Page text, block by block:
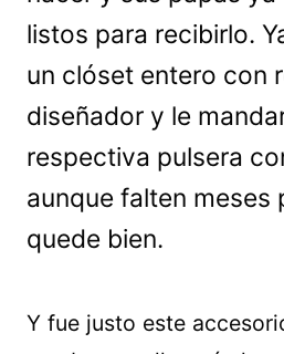
listos para recibirlo.
un clóset entero con
diseñador y le
respectiva pulsera
aunque falten meses
quede bien.
Y fue justo este